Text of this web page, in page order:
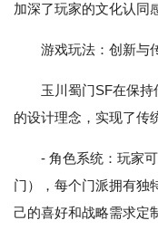
加深了玩家的文化认同
游戏玩法：创新与
玉川蜀门SF在保
的设计理念，实现了传
- 角色系统：玩家
门），每个门派拥有独
己的喜好和战略需求定